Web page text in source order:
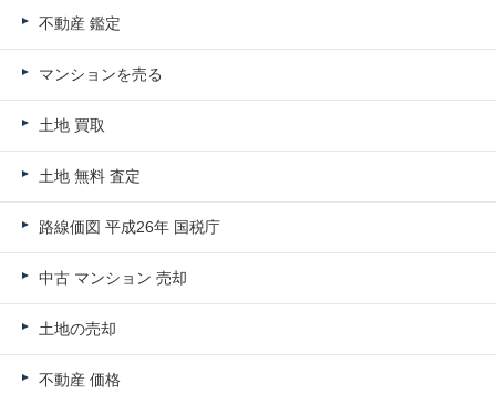
不動産 鑑定
マンションを売る
土地 買取
土地 無料 査定
路線価図 平成26年 国税庁
中古 マンション 売却
土地の売却
不動産 価格